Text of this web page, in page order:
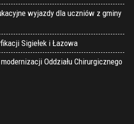
wyjazdy dla uczniów z gminy
Sigiełek i Łazowa
Oddziału Chirurgicznego